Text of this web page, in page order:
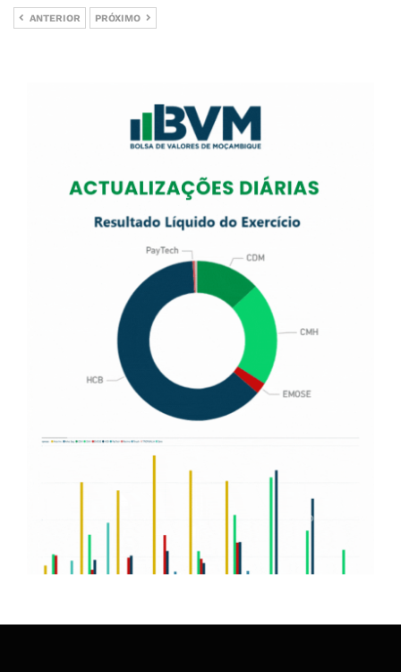
ANTERIOR PRÓXIMO